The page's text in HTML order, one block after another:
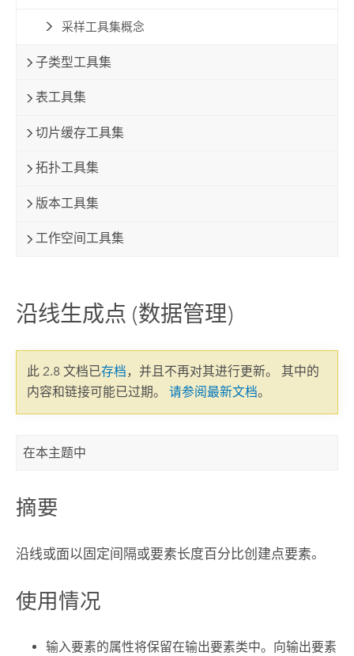
采样工具集概念
子类型工具集
表工具集
切片缓存工具集
拓扑工具集
版本工具集
工作空间工具集
沿线生成点 (数据管理)
此 2.8 文档已存档，并且不再对其进行更新。 其中的
内容和链接可能已过期。 请参阅最新文档。
在本主题中
摘要
沿线或面以固定间隔或要素长度百分比创建点要素。
使用情况
输入要素的属性将保留在输出要素类中。向输出要素